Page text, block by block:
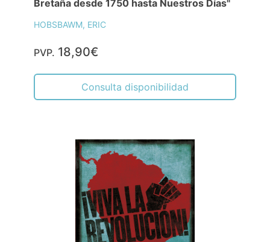
Bretaña desde 1750 hasta Nuestros Días"
HOBSBAWM, ERIC
PVP. 18,90€
Consulta disponibilidad